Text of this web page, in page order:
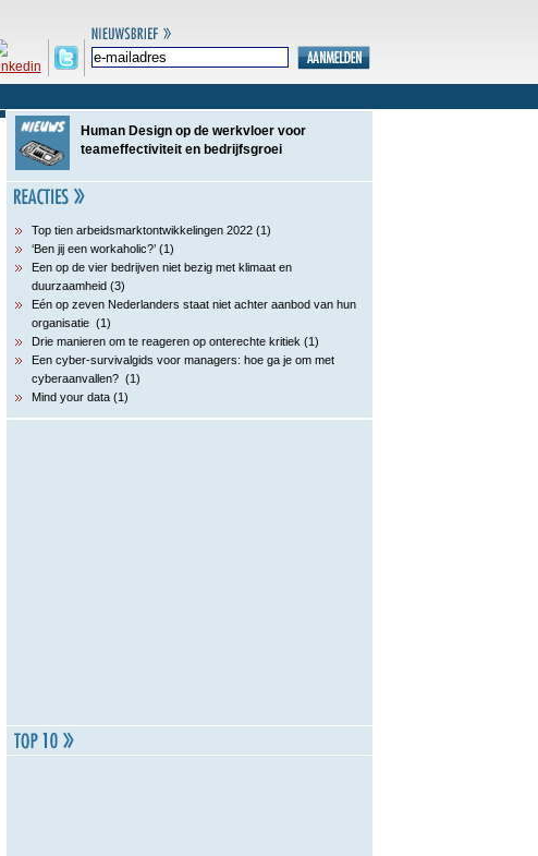
Human Design op de werkvloer voor
teameffectiviteit en bedrijfsgroei
Top tien arbeidsmarktontwikkelingen 2022 (1)
‘Ben jij een workaholic?’ (1)
Een op de vier bedrijven niet bezig met klimaat en
duurzaamheid (3)
Eén op zeven Nederlanders staat niet achter aanbod van hun
organisatie (1)
Drie manieren om te reageren op onterechte kritiek (1)
Een cyber-survivalgids voor managers: hoe ga je om met
cyberaanvallen? (1)
Mind your data (1)